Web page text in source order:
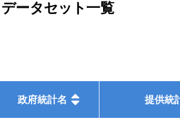
データセット一覧
政府統計名 提供統